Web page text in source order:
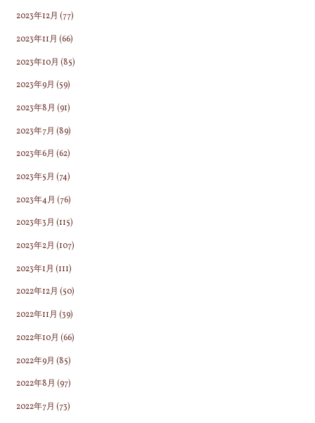
2023年12月 (77)
2023年11月 (66)
2023年10月 (85)
2023年9月 (59)
2023年8月 (91)
2023年7月 (89)
2023年6月 (62)
2023年5月 (74)
2023年4月 (76)
2023年3月 (115)
2023年2月 (107)
2023年1月 (111)
2022年12月 (50)
2022年11月 (39)
2022年10月 (66)
2022年9月 (85)
2022年8月 (97)
2022年7月 (73)